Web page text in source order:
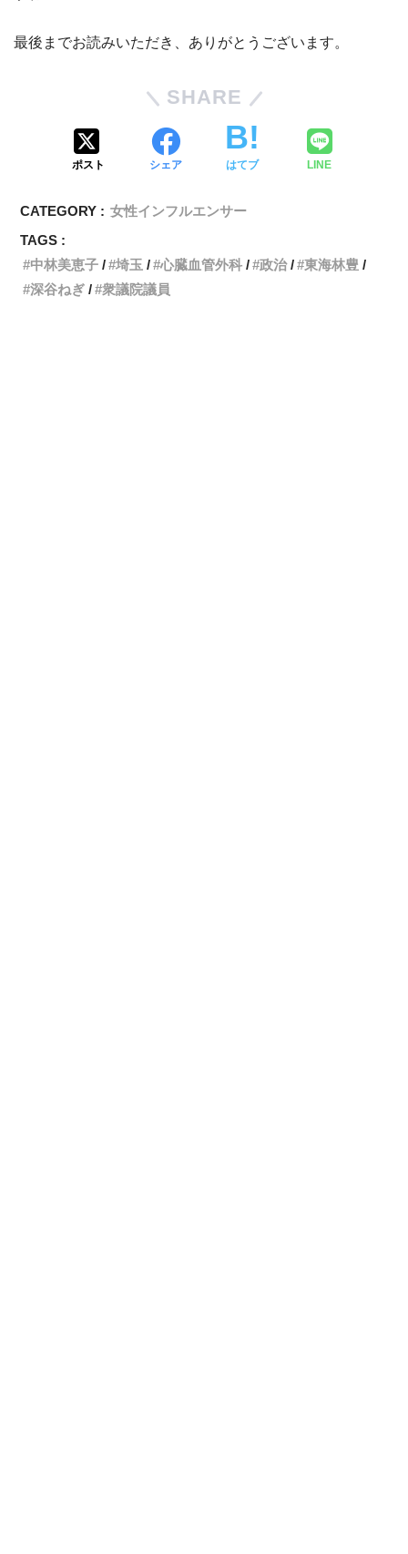
最後までお読みいただき、ありがとうございます。
SHARE
ポスト シェア はてブ LINE
CATEGORY : 女性インフルエンサー
TAGS :
中林美恵子
埼玉 心臓血管外科 政治
東海林豊
深谷ねぎ
衆議院議員